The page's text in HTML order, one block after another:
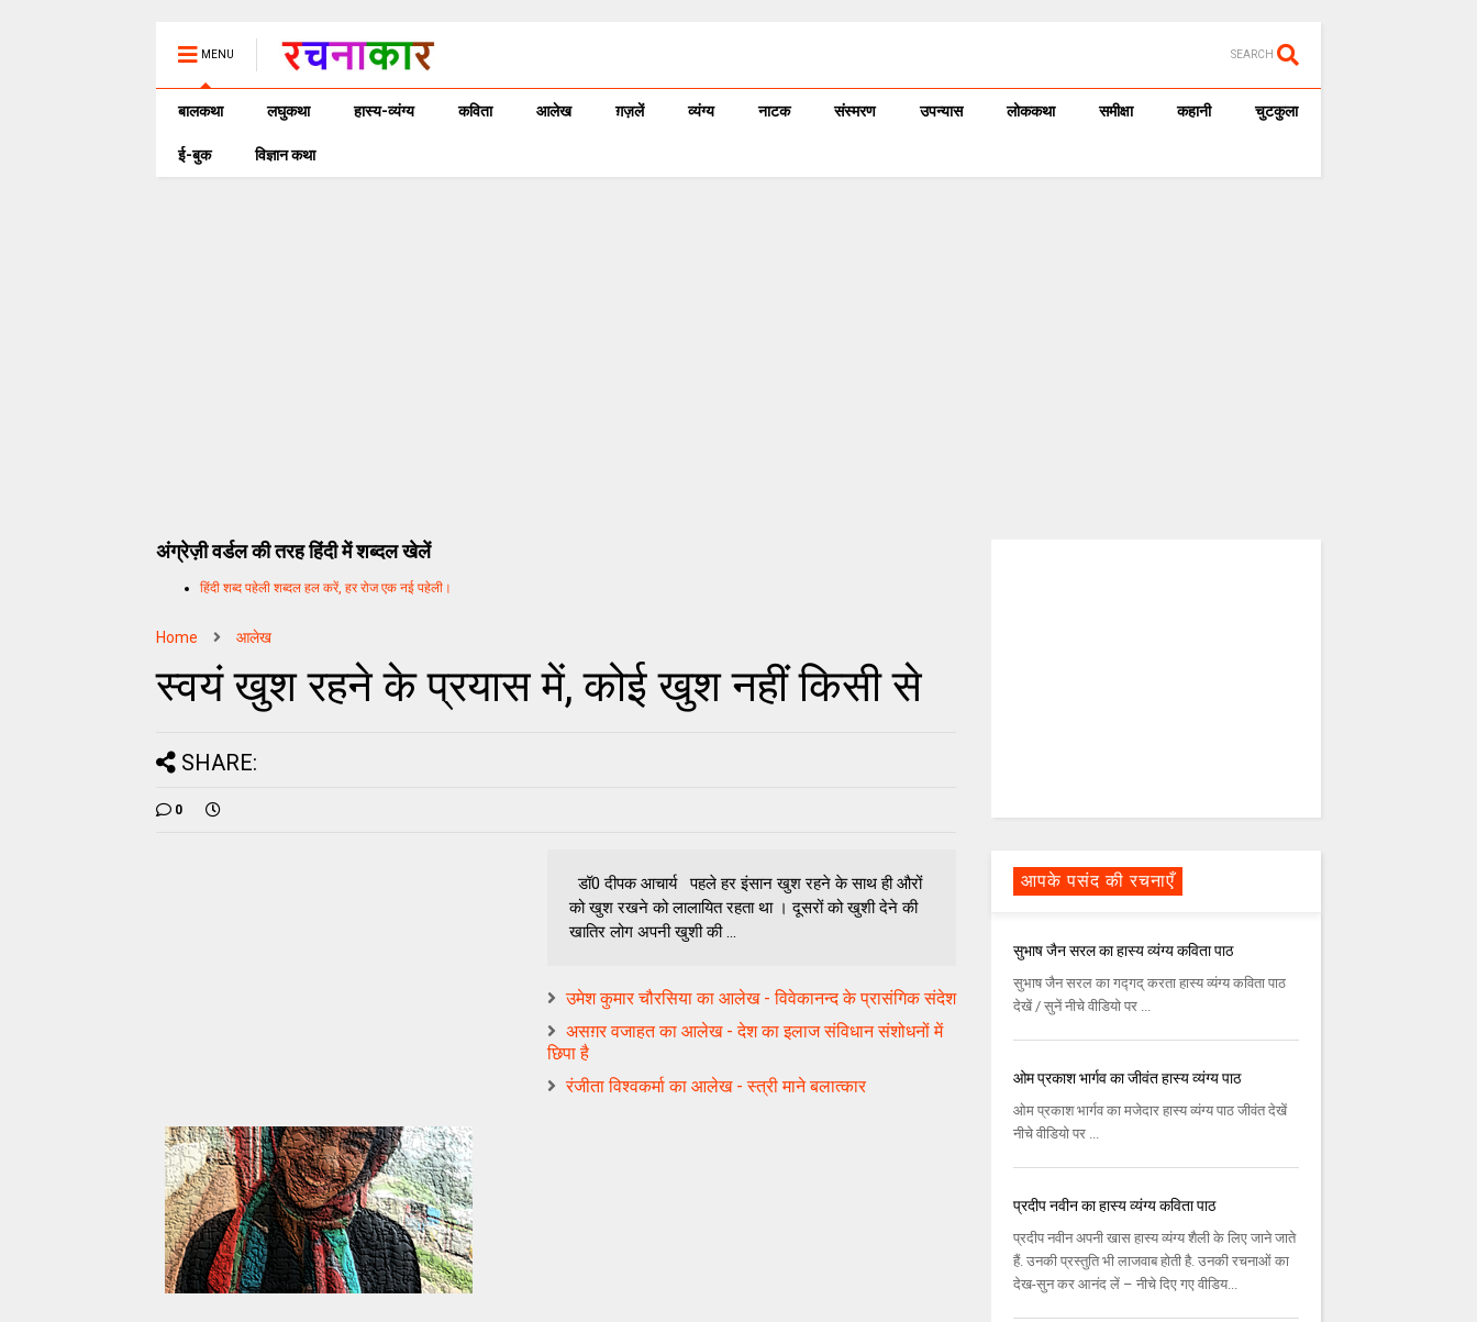
MENU SEARCH
बालकथा लघुकथा हास्य-व्यंग्य कविता आलेख ग़ज़लें व्यंग्य नाटक संस्मरण उपन्यास लोककथा समीक्षा कहानी चुटकुला
ई-बुक विज्ञान कथा
अंग्रेज़ी वर्डल की तरह हिंदी में शब्दल खेलें
हिंदी शब्द पहेली शब्दल हल करें, हर रोज एक नई पहेली।
Home आलेख
स्वयं खुश रहने के प्रयास में, कोई खुश नहीं किसी से
SHARE:
0
डॉ0 दीपक आचार्य पहले हर इंसान खुश रहने के साथ ही औरों
को खुश रखने को लालायित रहता था । दूसरों को खुशी देने की
खातिर लोग अपनी खुशी की ...
उमेश कुमार चौरसिया का आलेख - विवेकानन्‍द के प्रासंगिक संदेश
असग़र वजाहत का आलेख - देश का इलाज संविधान संशोधनों में
छिपा है
रंजीता विश्‍वकर्मा का आलेख - स्‍त्री माने बलात्‍कार
आपके पसंद की रचनाएँ
सुभाष जैन सरल का हास्य व्यंग्य कविता पाठ
सुभाष जैन सरल का गद्गद् करता हास्य व्यंग्य कविता पाठ
देखें / सुनें नीचे वीडियो पर ...
ओम प्रकाश भार्गव का जीवंत हास्य व्यंग्य पाठ
ओम प्रकाश भार्गव का मजेदार हास्य व्यंग्य पाठ जीवंत देखें
नीचे वीडियो पर ...
प्रदीप नवीन का हास्य व्यंग्य कविता पाठ
प्रदीप नवीन अपनी खास हास्य व्यंग्य शैली के लिए जाने जाते
हैं. उनकी प्रस्तुति भी लाजवाब होती है. उनकी रचनाओं का
देख-सुन कर आनंद लें – नीचे दिए गए वीडिय...